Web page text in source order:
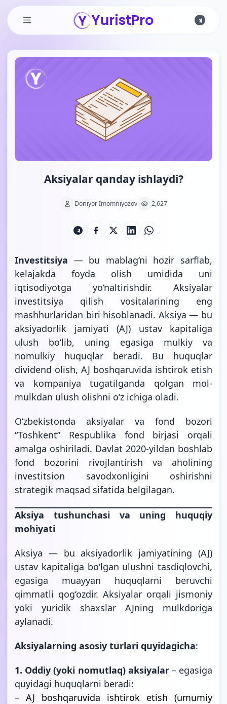
Skip to main content
Aksiyalar qanday ishlaydi?
Doniyor Imomniyozov 2,627
Investitsiya — bu mablag‘ni hozir sarflab,
kelajakda foyda olish umidida uni
iqtisodiyotga yo‘naltirishdir. Aksiyalar
investitsiya qilish vositalarining eng
mashhurlaridan biri hisoblanadi. Aksiya — bu
aksiyadorlik jamiyati (AJ) ustav kapitaliga
ulush bo‘lib, uning egasiga mulkiy va
nomulkiy huquqlar beradi. Bu huquqlar
dividend olish, AJ boshqaruvida ishtirok etish
va kompaniya tugatilganda qolgan mol-
mulkdan ulush olishni o‘z ichiga oladi.
O‘zbekistonda aksiyalar va fond bozori
“Toshkent” Respublika fond birjasi orqali
amalga oshiriladi. Davlat 2020-yildan boshlab
fond bozorini rivojlantirish va aholining
investitsion savodxonligini oshirishni
strategik maqsad sifatida belgilagan.
Aksiya tushunchasi va uning huquqiy
mohiyati
Aksiya — bu aksiyadorlik jamiyatining (AJ)
ustav kapitaliga bo‘lgan ulushni tasdiqlovchi,
egasiga muayyan huquqlarni beruvchi
qimmatli qog‘ozdir. Aksiyalar orqali jismoniy
yoki yuridik shaxslar AJning mulkdoriga
aylanadi.
Aksiyalarning asosiy turlari quyidagicha:
1. Oddiy (yoki nomutlaq) aksiyalar– egasiga
quyidagi huquqlarni beradi:
– AJ boshqaruvida ishtirok etish (umumiy